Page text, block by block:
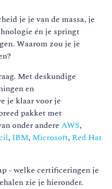
je je van de massa, je
én je springt
Waarom zou je je
Met deskundige
en
je klaar voor je
pakket met
onder andere AWS,
, IBM, Microsoft, Red Hat
- welke certificeringen je
zie je hieronder.